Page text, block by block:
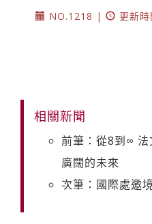
NO.1218 |
更新
相關新聞
前筆：從8到∞
廣闊的未來
次筆：國際處邀